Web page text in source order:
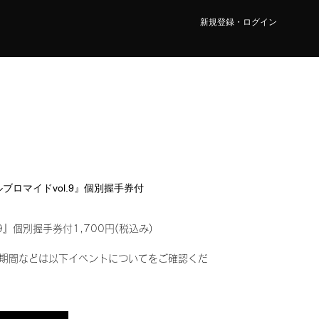
新規登録・ログイン
ロマイドvol.9』個別握手券付
』個別握手券付1,700円(税込み)
間などは以下イベントについてをご確認くだ